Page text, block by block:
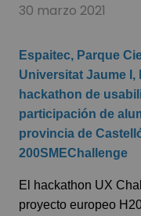
30 marzo 2021
Espaitec, Parque
Universitat Jaume I,
hackathon de
participación de
provincia de
200SMEChallenge
El hackathon UX
proyecto europeo